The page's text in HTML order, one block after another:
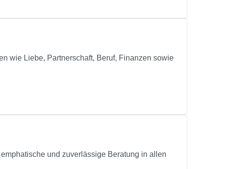
wie Liebe, Partnerschaft, Beruf, Finanzen sowie
und zuverlässige Beratung in allen